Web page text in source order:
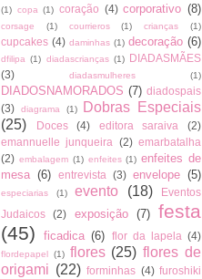
(1) copa (1) coração (4) corporativo (8)
corsage (1) courrieros (1) crianças (1)
cupcakes (4) daminhas (1) decoração (6)
dfilipa (1) diadascrianças (1) DIADASMÃES
(3)
diadasmulheres (1)
DIADOSNAMORADOS (7) diadospais
(3)
diagrama (1)
Dobras Especiais
(25)
Doces (4) editora saraiva
(2)
emannuelle junqueira
(2) emarbatalha
(2) embalagem (1) enfeites (1) enfeites de
mesa (6) entrevista (3) envelope (5)
especiarias (1) evento (18)
Eventos
Judaicos
(2) exposição (7)
festa
(45)
ficadica (6) flor da lapela (4)
flordepapel (1) flores (25) flores de
origami (22) forminhas (4) furoshiki